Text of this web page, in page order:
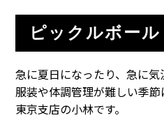
ピックルボール
急に夏日になったり、急に気
服装や体調管理が難しい季節
東京支店の小林です。